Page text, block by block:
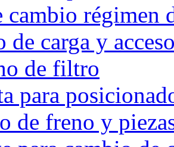
cambio régimen
de carga y
de filtro
para
de freno y